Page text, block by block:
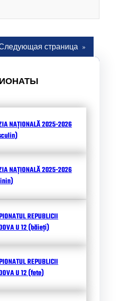
страница »
NAȚIONALĂ 2025-2026
NAȚIONALĂ 2025-2026
REPUBLICII
U 12 (băieți)
REPUBLICII
U 12 (fete)